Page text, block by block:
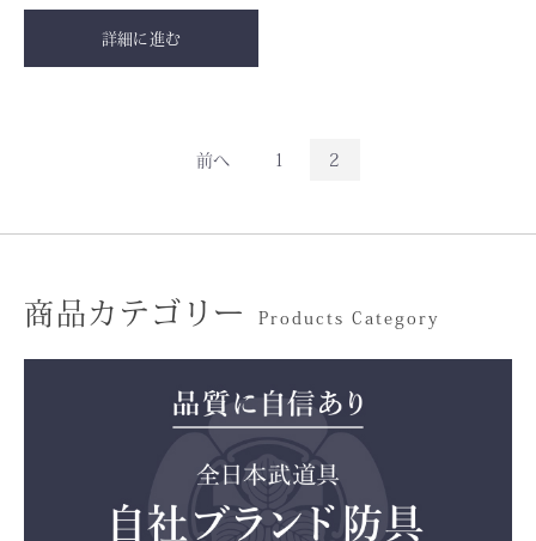
詳細に進む
前へ 1 2
商品カテゴリー Products Category